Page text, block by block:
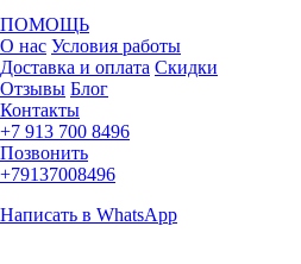
ПОМОЩЬ
О нас Условия работы
Доставка и оплата Скидки
Отзывы Блог
Контакты
+7 913 700 8496
Позвонить
+79137008496
Написать в WhatsApp